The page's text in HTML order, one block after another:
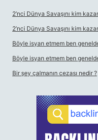
2’nci Dünya Savaşını kim
2’nci Dünya Savaşını kim
Böyle isyan etmem ben
Böyle isyan etmem ben
Bir şey çalmanın cezası nedir ?